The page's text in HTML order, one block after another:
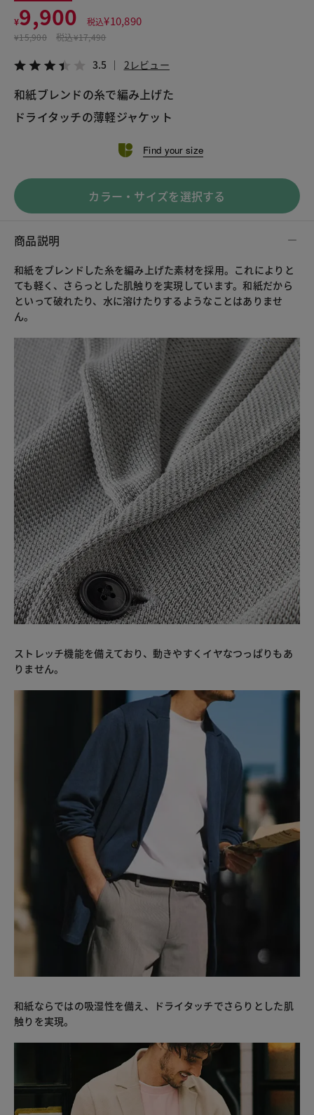
¥9,900 税込¥10,890
¥15,900 税込¥17,490
3.5 2レビュー
和紙ブレンドの糸で編み上げた
ドライタッチの薄軽ジャケット
Find your size
カラー・サイズを選択する
商品説明
和紙をブレンドした糸を編み上げた素材を採用。これによりと
ても軽く、さらっとした肌触りを実現しています。和紙だから
といって破れたり、水に溶けたりするようなことはありませ
ん。
ストレッチ機能を備えており、動きやすくイヤなつっぱりもあ
りません。
和紙ならではの吸湿性を備え、ドライタッチでさらりとした肌
触りを実現。
LINE X